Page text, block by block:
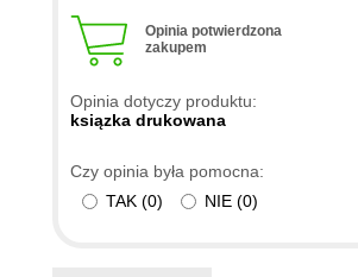
Opinia potwierdzona
zakupem
Opinia dotyczy produktu:
ksiązka drukowana
Czy opinia była pomocna:
TAK (0) NIE (0)